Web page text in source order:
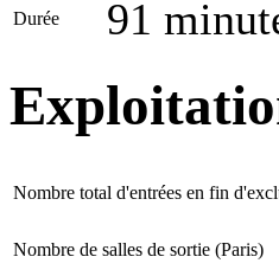
Durée 91
Nombre total d'entrées en fin
Nombre de salles de sortie (Paris)